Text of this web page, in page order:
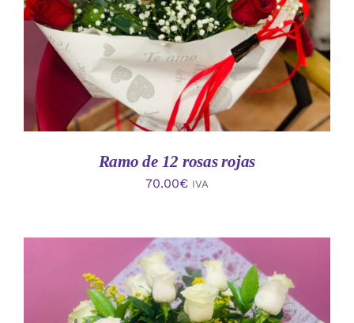
Ramo de 12 rosas rojas
70.00€ IVA